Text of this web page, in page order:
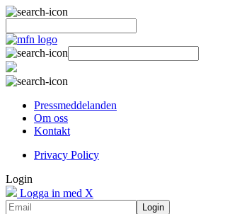
Pressmeddelanden
Om oss
Kontakt
Privacy Policy
Login
Logga in med X
Login